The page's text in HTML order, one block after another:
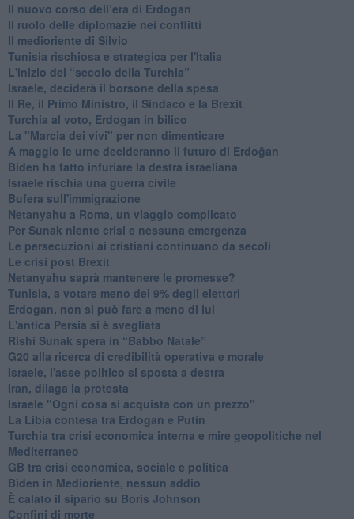
​Il nuovo corso dell’era di Erdogan
Il ruolo delle diplomazie nei conflitti
Il medioriente di Silvio
Tunisia rischiosa e strategica per l'Italia
L'inizio del “secolo della Turchia”
Israele, deciderà il borsone della spesa
Il Re, il Primo Ministro, il Sindaco e la Brexit
Turchia al voto, Erdogan in bilico
La "Marcia dei vivi" per non dimenticare
A maggio le urne decideranno il futuro di Erdoğan
Biden ha fatto infuriare la destra israeliana
Israele rischia una guerra civile
Bufera sull'immigrazione
Netanyahu a Roma, un viaggio complicato
Per Sunak niente crisi e nessuna emergenza
Le persecuzioni ai cristiani continuano da secoli
Le crisi post Brexit
Netanyahu saprà mantenere le promesse?
Tunisia, a votare meno del 9% degli elettori
Erdogan, non si può fare a meno di lui
L'antica Persia si è svegliata
Rishi Sunak spera in “Babbo Natale”
G20 alla ricerca di credibilità operativa e morale
Israele, l'asse politico si sposta a destra
Iran, dilaga la protesta
Israele "Ogni cosa si acquista con un prezzo"
La Libia contesa tra Erdogan e Putin
Turchia tra crisi economica interna e mire geopolitiche nel
Mediterraneo
GB tra crisi economica, sociale e politica
Biden in Medioriente, nessun addio
È calato il sipario su Boris Johnson
Confini di morte